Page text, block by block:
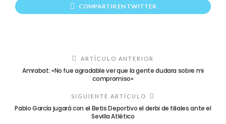
COMPARTIR EN TWITTER
ARTÍCULO ANTERIOR
Amrabat: «No fue agradable ver que la gente dudara sobre mi
compromiso»
SIGUIENTE ARTÍCULO
Pablo García jugará con el Betis Deportivo el derbi de filiales ante el
Sevilla Atlético